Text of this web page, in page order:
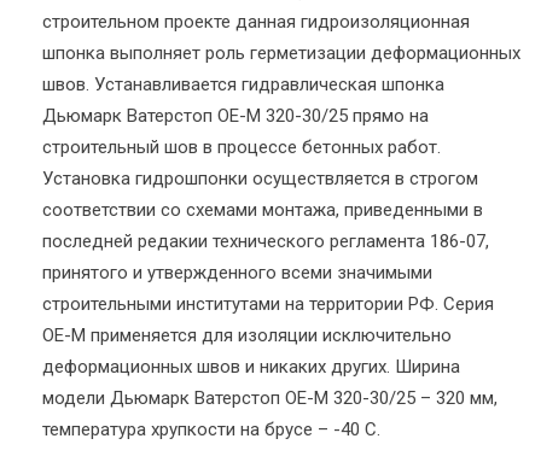
строительном проекте данная гидроизоляционная
шпонка выполняет роль герметизации деформационных
швов. Устанавливается гидравлическая шпонка
Дьюмарк Ватерстоп ОЕ-М 320-30/25 прямо на
строительный шов в процессе бетонных работ.
Установка гидрошпонки осуществляется в строгом
соответствии со схемами монтажа, приведенными в
последней редакии технического регламента 186-07,
принятого и утвержденного всеми значимыми
строительными институтами на территории РФ. Серия
OE-M применяется для изоляции исключительно
деформационных швов и никаких других. Ширина
модели Дьюмарк Ватерстоп ОЕ-М 320-30/25 – 320 мм,
температура хрупкости на брусе – -40 С.